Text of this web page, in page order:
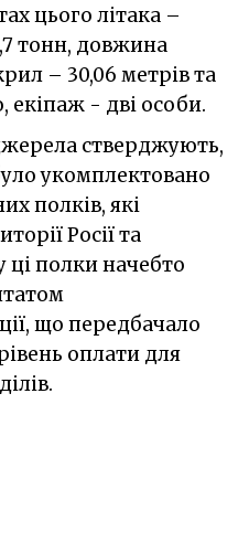
цього літака –
тонн, довжина
– 30,06 метрів та
екіпаж - дві особи.
стверджують,
укомплектовано
полків, які
Росії та
ці полки начебто
що передбачало
оплати для